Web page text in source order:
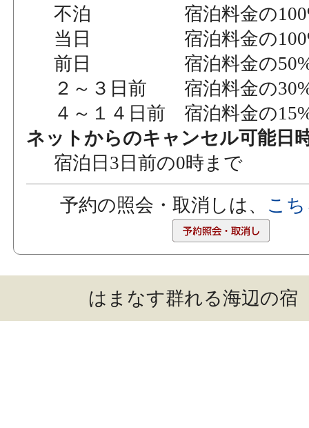
不泊 宿泊料金の
当日 宿泊料金の
前日 宿泊料金の
２～３日前 宿泊料金の
４～１４日前 宿泊料金の
ネットからのキャンセル可能日
宿泊日3日前の0時まで
予約の照会・取消しは、 こ
はまなす群れる海辺の